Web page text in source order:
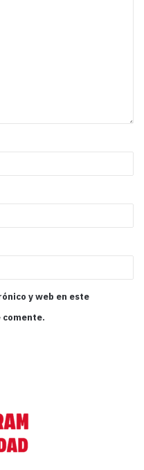
y web en este
comente.